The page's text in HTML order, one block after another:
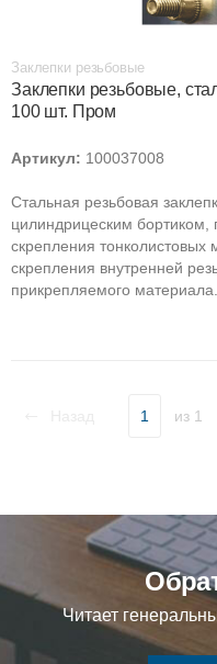
Заклепки резьбовые
Заклепки резьбовые,
100 шт. Пром
Артикул: 100037008
Стальная резьбовая
цилиндрицеским
скрепления тонколистовых
скрепления внутренней
прикрепляемого
1 из 1
Читает